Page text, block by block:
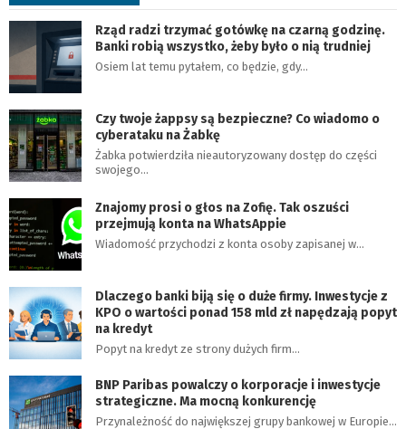
Rząd radzi trzymać gotówkę na czarną godzinę.
Banki robią wszystko, żeby było o nią trudniej
Osiem lat temu pytałem, co będzie, gdy…
Czy twoje żappsy są bezpieczne? Co wiadomo o
cyberataku na Żabkę
Żabka potwierdziła nieautoryzowany dostęp do części
swojego…
Znajomy prosi o głos na Zofię. Tak oszuści
przejmują konta na WhatsAppie
Wiadomość przychodzi z konta osoby zapisanej w…
Dlaczego banki biją się o duże firmy. Inwestycje z
KPO o wartości ponad 158 mld zł napędzają popyt
na kredyt
Popyt na kredyt ze strony dużych firm…
BNP Paribas powalczy o korporacje i inwestycje
strategiczne. Ma mocną konkurencję
Przynależność do największej grupy bankowej w Europie…